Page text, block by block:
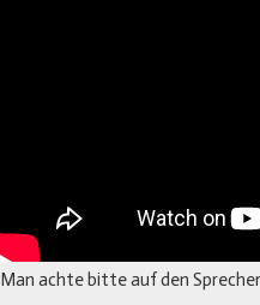
Man achte bitte auf den